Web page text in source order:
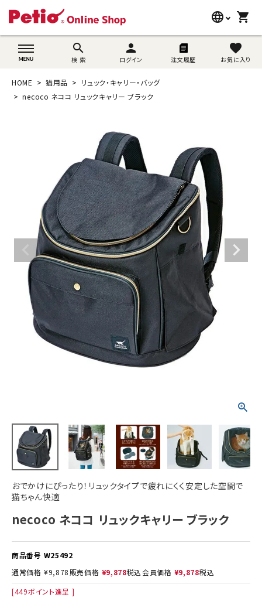
language
wovn-lang-name
shopping_cart
search
検 索
person
ログイン 注文履歴
favorite
お気に入り
search
猫用品
ブランド別に探す
目的別に探す
SNS
ご利用案内
ACCOUNT MENU
ようこそ ゲスト 様
ログイン person 新規会員登録
HOME 猫用品
リュック・キャリー・バッグ
necoco ネココ リュックキャリー ブラック
おでかけにぴったり！リュックタイプで疲れにくく安定した空間で
猫ちゃん快適
necoco ネココ リュックキャリー ブラック
商品番号 W25492
通常価格 ¥9,878 販売価格 ¥9,878税込会員価格 ¥9,878税込
[449ポイント進呈 ]